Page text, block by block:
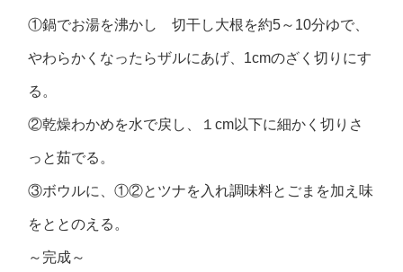
①鍋でお湯を沸かし 切干し大根を約5～10分ゆで、
やわらかくなったらザルにあげ、1cmのざく切りにす
る。
②乾燥わかめを水で戻し、１cm以下に細かく切りさ
っと茹でる。
③ボウルに、①②とツナを入れ調味料とごまを加え味
をととのえる。
～完成～